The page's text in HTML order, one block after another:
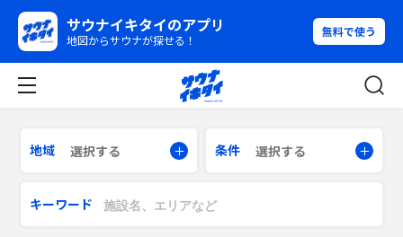
サウナイキタイのアプリ
地図からサウナが探せる！
無料で使う
地域 選択する 条件 選択する
キーワード